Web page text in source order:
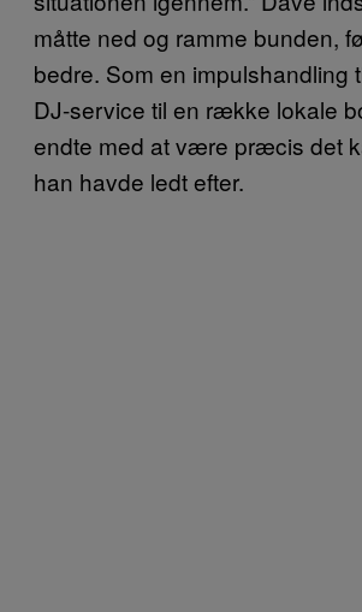
måtte ned og ramme bunden,
bedre. Som en impulshandling
DJ-service til en række lokale
endte med at være præcis det
han havde ledt efter.